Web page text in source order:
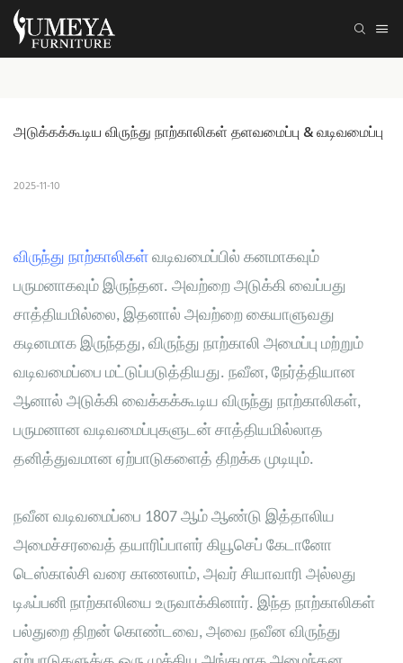
அடுக்கக்கூடிய விருந்து நாற்காலிகள் தளவமைப்பு & வடிவமைப்பு
2025-11-10
விருந்து நாற்காலிகள் வடிவமைப்பில் கனமாகவும்
பருமனாகவும் இருந்தன. அவற்றை அடுக்கி வைப்பது
சாத்தியமில்லை, இதனால் அவற்றை கையாளுவது
கடினமாக இருந்தது, விருந்து நாற்காலி அமைப்பு மற்றும்
வடிவமைப்பை மட்டுப்படுத்தியது. நவீன, நேர்த்தியான
ஆனால் அடுக்கி வைக்கக்கூடிய விருந்து நாற்காலிகள்,
பருமனான வடிவமைப்புகளுடன் சாத்தியமில்லாத
தனித்துவமான ஏற்பாடுகளைத் திறக்க முடியும்.
நவீன வடிவமைப்பை 1807 ஆம் ஆண்டு இத்தாலிய
அமைச்சரவைத் தயாரிப்பாளர் கியூசெப் கேடானோ
டெஸ்கால்சி வரை காணலாம், அவர் சியாவாரி அல்லது
டிஃப்பனி நாற்காலியை உருவாக்கினார். இந்த நாற்காலிகள்
பல்துறை திறன் கொண்டவை, அவை நவீன விருந்து